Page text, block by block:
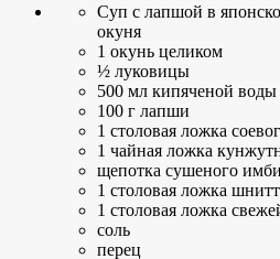
Суп с лапшой в
окуня
1 окунь целиком
½ луковицы
500 мл кипяченой воды
100 г лапши
1 столовая ложка
1 чайная ложка
щепотка сушеного
1 столовая ложка
1 столовая ложка
соль
перец